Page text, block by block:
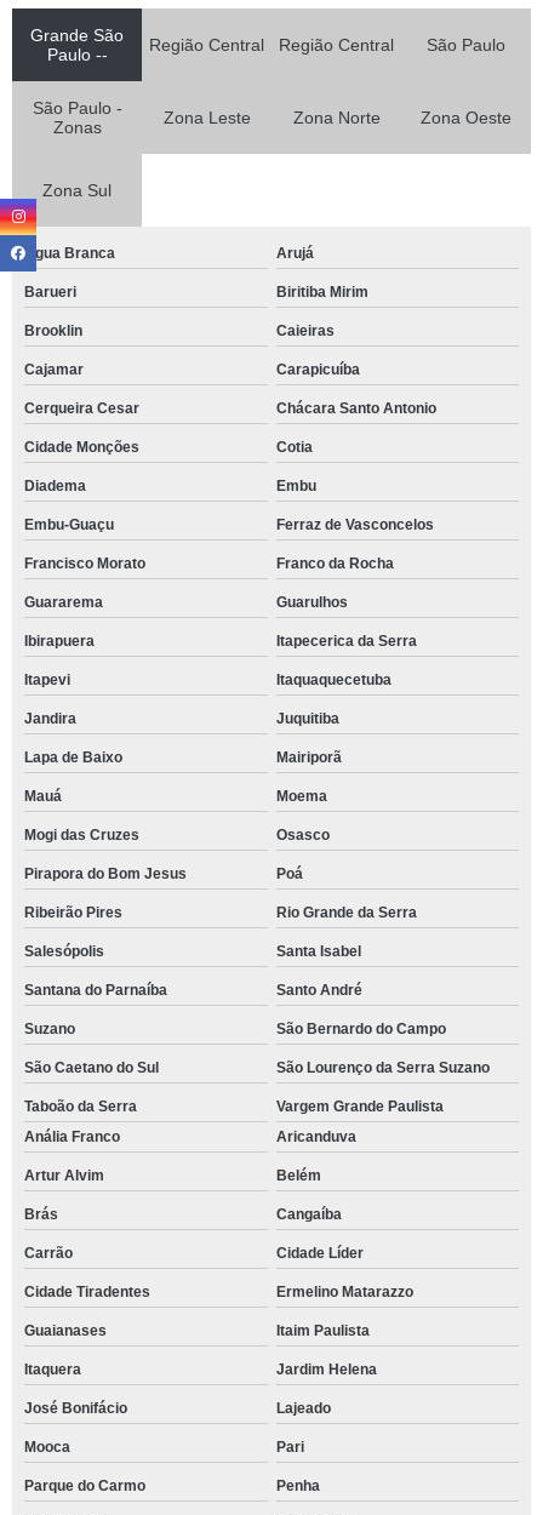
Grande São
Paulo --
Região Central Região Central São Paulo
São Paulo -
Zonas
Zona Leste Zona Norte Zona Oeste
Zona Sul
Agua Branca Arujá
Barueri Biritiba Mirim
Brooklin Caieiras
Cajamar Carapicuíba
Cerqueira Cesar Chácara Santo Antonio
Cidade Monções Cotia
Diadema Embu
Embu-Guaçu Ferraz de Vasconcelos
Francisco Morato Franco da Rocha
Guararema Guarulhos
Ibirapuera Itapecerica da Serra
Itapevi Itaquaquecetuba
Jandira Juquitiba
Lapa de Baixo Mairiporã
Mauá Moema
Mogi das Cruzes Osasco
Pirapora do Bom Jesus Poá
Ribeirão Pires Rio Grande da Serra
Salesópolis Santa Isabel
Santana do Parnaíba Santo André
Suzano São Bernardo do Campo
São Caetano do Sul São Lourenço da Serra Suzano
Taboão da Serra
Vargem Grande Paulista
Anália Franco
Aricanduva
Artur Alvim Belém
Brás Cangaíba
Carrão Cidade Líder
Cidade Tiradentes Ermelino Matarazzo
Guaianases Itaim Paulista
Itaquera Jardim Helena
José Bonifácio Lajeado
Mooca Pari
Parque do Carmo Penha